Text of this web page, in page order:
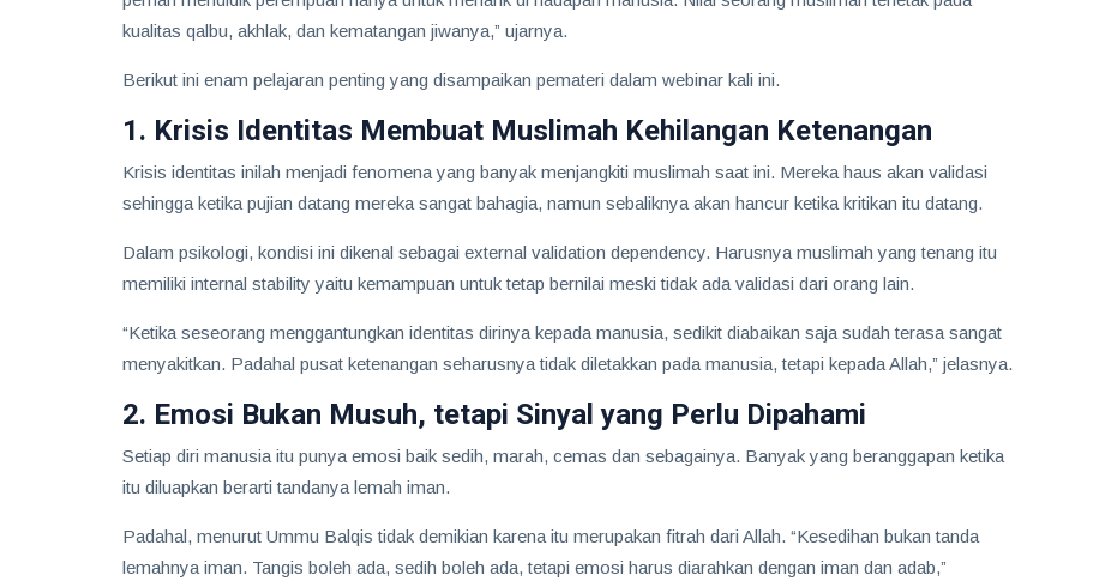
kualitas qalbu, akhlak, dan kematangan jiwanya,” ujarnya.
Berikut ini enam pelajaran penting yang disampaikan pemateri dalam webinar kali ini.
1. Krisis Identitas Membuat Muslimah Kehilangan Ketenangan
Krisis identitas inilah menjadi fenomena yang banyak menjangkiti muslimah saat ini. Mereka haus akan validasi
sehingga ketika pujian datang mereka sangat bahagia, namun sebaliknya akan hancur ketika kritikan itu datang.
Dalam psikologi, kondisi ini dikenal sebagai external validation dependency. Harusnya muslimah yang tenang itu
memiliki internal stability yaitu kemampuan untuk tetap bernilai meski tidak ada validasi dari orang lain.
“Ketika seseorang menggantungkan identitas dirinya kepada manusia, sedikit diabaikan saja sudah terasa sangat
menyakitkan. Padahal pusat ketenangan seharusnya tidak diletakkan pada manusia, tetapi kepada Allah,” jelasnya.
2. Emosi Bukan Musuh, tetapi Sinyal yang Perlu Dipahami
Setiap diri manusia itu punya emosi baik sedih, marah, cemas dan sebagainya. Banyak yang beranggapan ketika
itu diluapkan berarti tandanya lemah iman.
Padahal, menurut Ummu Balqis tidak demikian karena itu merupakan fitrah dari Allah. “Kesedihan bukan tanda
lemahnya iman. Tangis boleh ada, sedih boleh ada, tetapi emosi harus diarahkan dengan iman dan adab,”